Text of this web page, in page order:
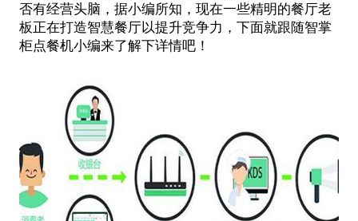
否有经营头脑，据小编所知，现在一些精明的餐厅老
板正在打造智慧餐厅以提升竞争力，下面就跟随智掌
柜点餐机小编来了解下详情吧！